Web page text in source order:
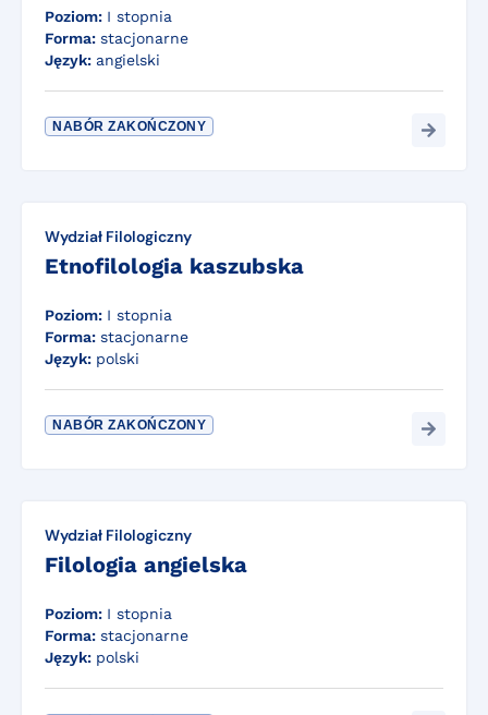
Poziom: I stopnia
Forma: stacjonarne
Język: angielski
NABÓR ZAKOŃCZONY
Wydział Filologiczny
Etnofilologia kaszubska
Poziom: I stopnia
Forma: stacjonarne
Język: polski
NABÓR ZAKOŃCZONY
Wydział Filologiczny
Filologia angielska
Poziom: I stopnia
Forma: stacjonarne
Język: polski